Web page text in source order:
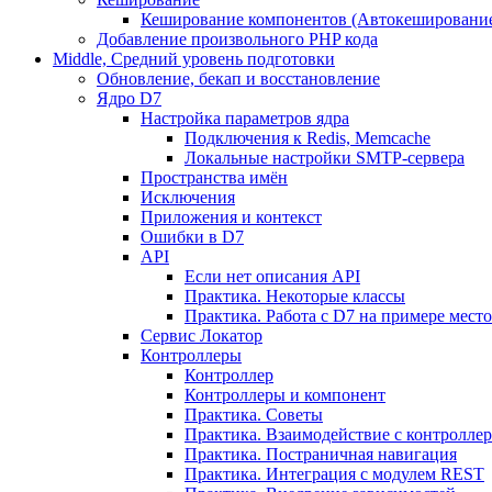
Кеширование компонентов
Добавление произвольного PHP кода
Middle, Средний уровень подготовки
Обновление, бекап и восстановление
Ядро D7
Настройка параметров ядра
Подключения к Redis, Memcache
Локальные настройки SMTP-сервера
Пространства имён
Исключения
Приложения и контекст
Ошибки в D7
API
Если нет описания API
Практика. Некоторые классы
Практика. Работа с D7 на примере
Сервис Локатор
Контроллеры
Контроллер
Контроллеры и компонент
Практика. Советы
Практика. Взаимодействие с
Практика. Постраничная навигация
Практика. Интеграция с модулем REST